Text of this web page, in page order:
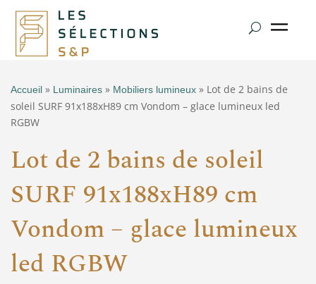
Accueil » Luminaires » Mobiliers lumineux » Lot de 2 bains de
soleil SURF 91x188xH89 cm Vondom – glace lumineux led
RGBW
Lot de 2 bains de soleil
SURF 91x188xH89 cm
Vondom – glace lumineux
led RGBW